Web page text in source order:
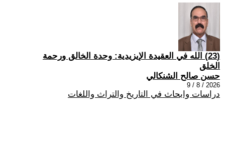
(23) الله في العقيدة الإيزيدية: وحدة الخالق ورحمة
الخلق
حسن صالح الشنكالي
2026 / 8 / 9
دراسات وابحاث في التاريخ والتراث واللغات